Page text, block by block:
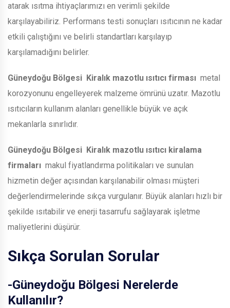
atarak ısıtma ihtiyaçlarımızı en verimli şekilde
karşılayabiliriz. Performans testi sonuçları ısıtıcının ne kadar
etkili çalıştığını ve belirli standartları karşılayıp
karşılamadığını belirler.
Güneydoğu Bölgesi Kiralık mazotlu ısıtıcı firması metal
korozyonunu engelleyerek malzeme ömrünü uzatır. Mazotlu
ısıtıcıların kullanım alanları genellikle büyük ve açık
mekanlarla sınırlıdır.
Güneydoğu Bölgesi Kiralık mazotlu ısıtıcı kiralama
firmaları makul fiyatlandırma politikaları ve sunulan
hizmetin değer açısından karşılanabilir olması müşteri
değerlendirmelerinde sıkça vurgulanır. Büyük alanları hızlı bir
şekilde ısıtabilir ve enerji tasarrufu sağlayarak işletme
maliyetlerini düşürür.
Sıkça Sorulan Sorular
-Güneydoğu Bölgesi Nerelerde
Kullanılır?